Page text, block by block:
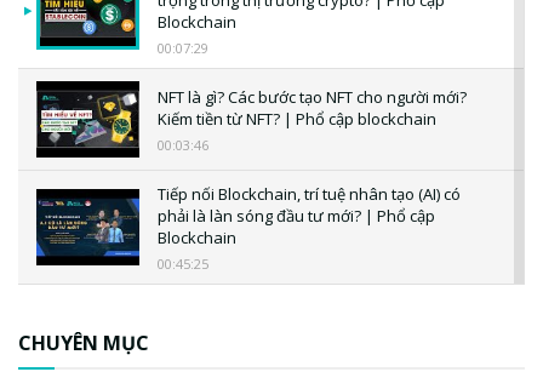
Blockchain
00:07:29
NFT là gì? Các bước tạo NFT cho người mới?
Kiếm tiền từ NFT? | Phổ cập blockchain
00:03:46
Tiếp nối Blockchain, trí tuệ nhân tạo (AI) có
phải là làn sóng đầu tư mới? | Phổ cập
Blockchain
00:45:25
CHUYÊN MỤC